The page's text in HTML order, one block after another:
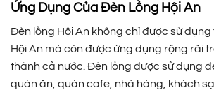
Ứng Dụng Của Đèn Lồng Hội An
Đèn lồng Hội An không chỉ được sử
Hội An mà còn được ứng dụng rộng rãi
thành cả nước. Đèn lồng được sử dụng
quán ăn, quán cafe, nhà hàng, khách